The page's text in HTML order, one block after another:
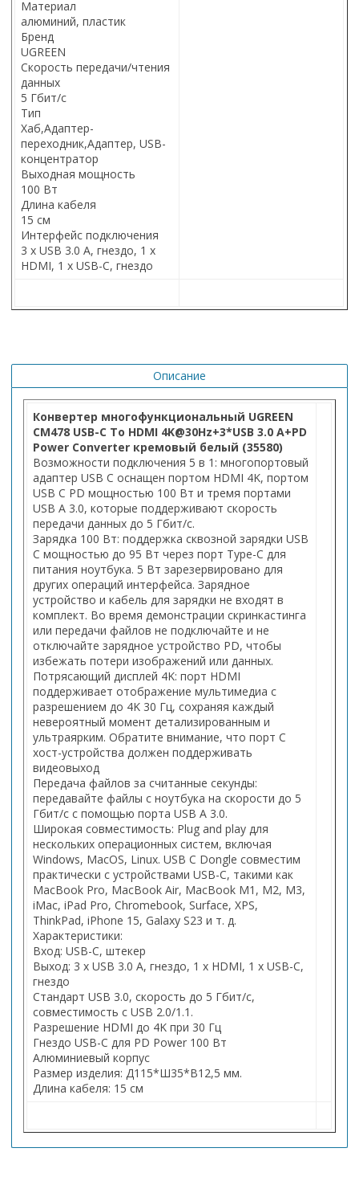
Материал
алюминий, пластик
Бренд
UGREEN
Скорость передачи/чтения
данных
5 Гбит/с
Тип
Хаб,Адаптер-
переходник,Адаптер, USB-
концентратор
Выходная мощность
100 Вт
Длина кабеля
15 см
Интерфейс подключения
3 х USB 3.0 A, гнездо, 1 х
HDMI, 1 х USB-C, гнездо
Описание
Конвертер многофункциональный UGREEN
CM478 USB-C To HDMI 4K@30Hz+3*USB 3.0 A+PD
Power Converter кремовый белый (35580)
Возможности подключения 5 в 1: многопортовый
адаптер USB C оснащен портом HDMI 4K, портом
USB C PD мощностью 100 Вт и тремя портами
USB A 3.0, которые поддерживают скорость
передачи данных до 5 Гбит/с.
Зарядка 100 Вт: поддержка сквозной зарядки USB
C мощностью до 95 Вт через порт Type-C для
питания ноутбука. 5 Вт зарезервировано для
других операций интерфейса. Зарядное
устройство и кабель для зарядки не входят в
комплект. Во время демонстрации скринкастинга
или передачи файлов не подключайте и не
отключайте зарядное устройство PD, чтобы
избежать потери изображений или данных.
Потрясающий дисплей 4K: порт HDMI
поддерживает отображение мультимедиа с
разрешением до 4K 30 Гц, сохраняя каждый
невероятный момент детализированным и
ультраярким. Обратите внимание, что порт C
хост-устройства должен поддерживать
видеовыход
Передача файлов за считанные секунды:
передавайте файлы с ноутбука на скорости до 5
Гбит/с с помощью порта USB A 3.0.
Широкая совместимость: Plug and play для
нескольких операционных систем, включая
Windows, MacOS, Linux. USB C Dongle совместим
практически с устройствами USB-C, такими как
MacBook Pro, MacBook Air, MacBook M1, M2, M3,
iMac, iPad Pro, Chromebook, Surface, XPS,
ThinkPad, iPhone 15, Galaxy S23 и т. д.
Характеристики:
Вход: USB-C, штекер
Выход: 3 х USB 3.0 A, гнездо, 1 х HDMI, 1 х USB-C,
гнездо
Стандарт USB 3.0, скорость до 5 Гбит/с,
совместимость с USB 2.0/1.1.
Разрешение HDMI до 4K при 30 Гц
Гнездо USB-C для PD Power 100 Вт
Алюминиевый корпус
Размер изделия: Д115*Ш35*В12,5 мм.
Длина кабеля: 15 см